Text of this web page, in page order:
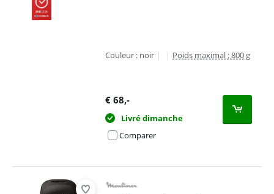
Couleur : noir | | Poids maximal : 800 g
€ 68,-
Livré dimanche
Comparer